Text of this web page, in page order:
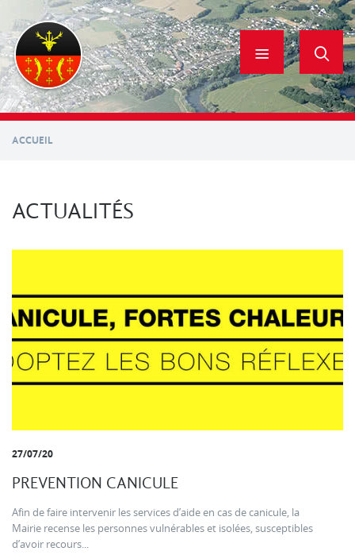
contenu
principal
ACCUEIL
ACTUALITÉS
27/07/20
PREVENTION CANICULE
Afin de faire intervenir les services d’aide en cas de canicule, la
Mairie recense les personnes vulnérables et isolées, susceptibles
d’avoir recours...